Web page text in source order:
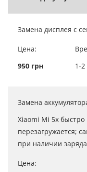
Замена дисплея c
Цена:
950 грн
1-2
Замена
Xiaomi Mi 5x быстро
перезагружается;
при наличии
Цена: